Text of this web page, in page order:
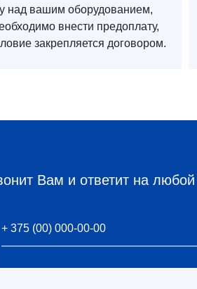
над вашим оборудованием,
внести предоплату,
закрепляется договором.
Вам и ответит на